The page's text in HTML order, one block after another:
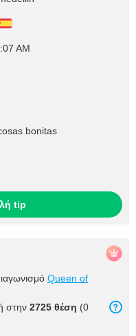
AM
bonitas
tip
Queen of
στην 2725 θέση (0